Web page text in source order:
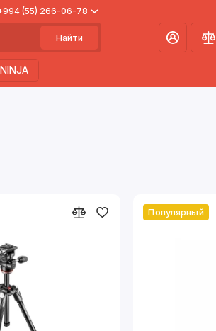
(55) 266-06-78
Найти
Популярный